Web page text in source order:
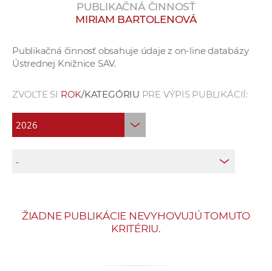
p
c
í
c
PUBLIKAČNÁ ČINNOSŤ
MIRIAM BARTOLENOVÁ
Publikačná činnosť obsahuje údaje z on-line databázy
Ústrednej Knižnice SAV.
ZVOĽTE SI ROK/KATEGÓRIU PRE VÝPIS PUBLIKÁCIÍ:
ŽIADNE PUBLIKÁCIE NEVYHOVUJÚ TOMUTO
KRITÉRIU.